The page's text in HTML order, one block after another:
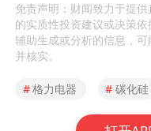
免责声明：财闻致力于提
的实质性投资建议或决策
辅助生成或分析的信息，
并核实。
#格力电器 # 碳化硅